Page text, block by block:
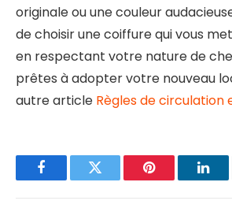
originale ou une couleur
de choisir une coiffure qui vous
en respectant votre nature de
prêtes à adopter votre nouveau
autre article Règles de circulation
FacebookTwitter Pinterest